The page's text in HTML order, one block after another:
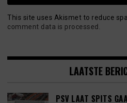
This site uses Akismet to reduce
comment data is processed.
LAATSTE
PSV LAAT SPITS